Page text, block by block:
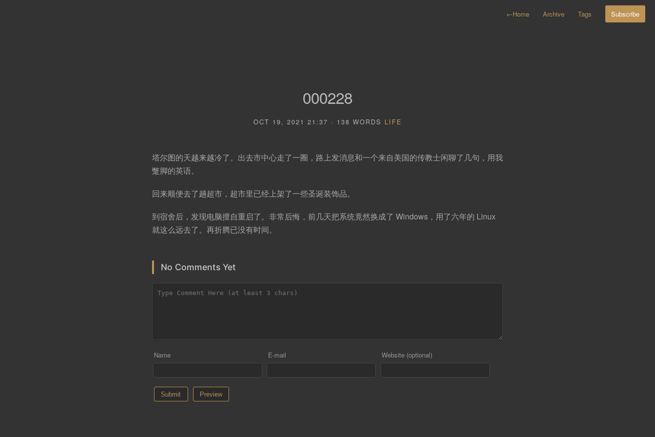
←Home Archive Tags Subscribe
000228
OCT 19, 2021 21:37 · 138 WORDS LIFE
塔尔图的天越来越冷了。出去市中心走了一圈，路上发消息和一个来自美国的传教士闲聊了几句，用我
蹩脚的英语。
回来顺便去了趟超市，超市里已经上架了一些圣诞装饰品。
到宿舍后，发现电脑擅自重启了。非常后悔，前几天把系统竟然换成了 Windows，用了六年的 Linux
就这么远去了。再折腾已没有时间。
No Comments Yet
Name E-mail Website (optional)